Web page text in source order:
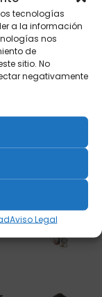
tecnologías
a la información
nos
de
sitio. No
negativamente
Aviso Legal